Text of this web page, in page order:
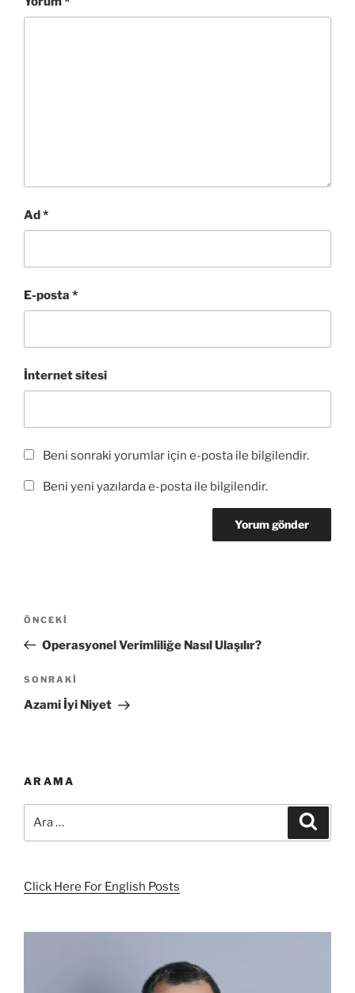
Ad*
E-posta *
İnternet sitesi
Beni sonraki yorumlar için e-posta ile bilgilendir.
Beni yeni yazılarda e-posta ile bilgilendir.
Yazı
Önceki
Yazı
ÖNCEKI
Operasyonel Verimliliğe Nasıl Ulaşılır?
Sonraki
Yazı
SONRAKI
Azami İyi Niyet
ARAMA
Click Here For English Posts